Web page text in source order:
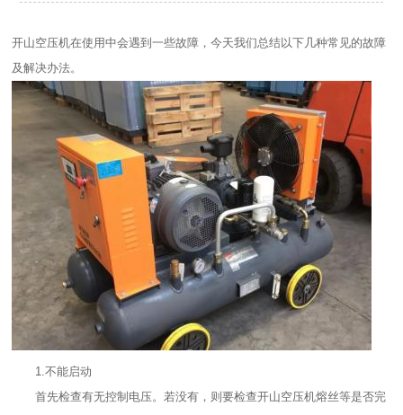
开山空压机在使用中会遇到一些故障，今天我们总结以下几种常见的故障
及解决办法。
1.不能启动
首先检查有无控制电压。若没有，则要检查开山空压机熔丝等是否完